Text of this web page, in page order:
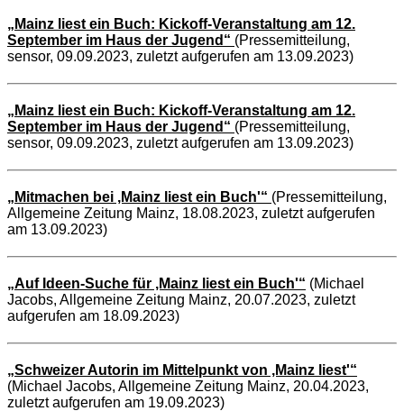
„Mainz liest ein Buch: Kickoff-Veranstaltung am 12.
September im Haus der Jugend“ (Pressemitteilung,
sensor, 09.09.2023, zuletzt aufgerufen am 13.09.2023)
„Mainz liest ein Buch: Kickoff-Veranstaltung am 12.
September im Haus der Jugend“ (Pressemitteilung,
sensor, 09.09.2023, zuletzt aufgerufen am 13.09.2023)
„Mitmachen bei ‚Mainz liest ein Buch'“ (Pressemitteilung,
Allgemeine Zeitung Mainz, 18.08.2023, zuletzt aufgerufen
am 13.09.2023)
„Auf Ideen-Suche für ‚Mainz liest ein Buch'“ (Michael
Jacobs, Allgemeine Zeitung Mainz, 20.07.2023, zuletzt
aufgerufen am 18.09.2023)
„Schweizer Autorin im Mittelpunkt von ‚Mainz liest'“
(Michael Jacobs, Allgemeine Zeitung Mainz, 20.04.2023,
zuletzt aufgerufen am 19.09.2023)